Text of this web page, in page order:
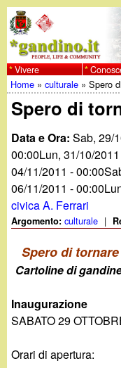
al
w
w
w
.
g
n
d
i
Vivere
Tu
sei
qui
Home »culturale »Spero
Spero di
Data e Ora:Sab, 29/
00:00Lun, 31/10/
04/11/2011 - 00:00
06/11/2011 - 00:00
civica A. Ferrari
Argomento:culturale |
Spero di
Cartoline di
Inaugurazione
SABATO 29
Orari di apertura: